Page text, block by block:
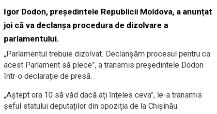
Igor Dodon, președintele Republicii Moldova, a anunțat
joi că va declanșa procedura de dizolvare a
parlamentului.
„Parlamentul trebuie dizolvat. Declanșăm procesul pentru ca
acest Parlament să plece”, a transmis președintele Dodon
într-o declarație de presă.
„Aștept ora 10 să văd dacă ați înțeles ceva”, le-a transmis
șeful statului deputaților din opoziția de la Chișinău.